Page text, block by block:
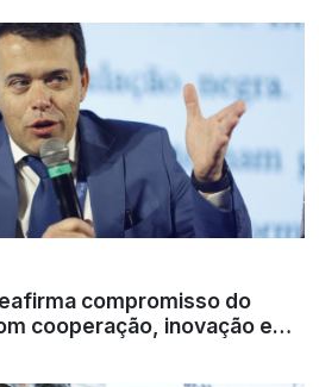
compromisso do
cooperação, inovação e